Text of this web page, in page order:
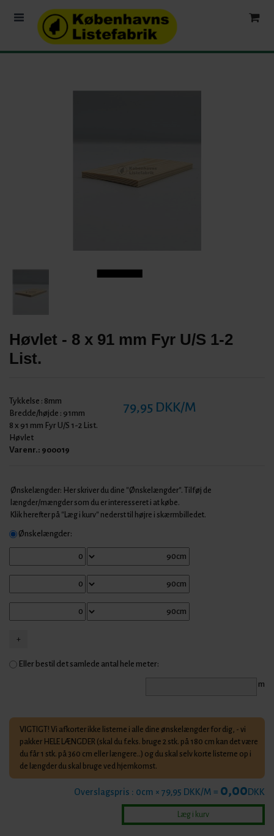
Høvlet - 8 x 91 mm Fyr U/S 1-2
List.
Tykkelse : 8mm
Bredde/højde : 91mm
8 x 91 mm Fyr U/S 1-2 List.
Høvlet
Varenr.: 900019
79,95 DKK/M
Ønskelængder: Her skriver du dine "Ønskelængder". Tilføj de
længder/mængder som du er interesseret i at købe.
Klik herefter på "Læg i kurv" nederst til højre i skærmbilledet.
Ønskelængder:
Eller bestil det samlede antal hele meter:
m
VIGTIGT! Vi afkorter ikke listerne i alle dine ønskelængder for dig, - vi
pakker HELE LÆNGDER (skal du f.eks. bruge 2 stk. på 180 cm kan det være
du får 1 stk. på 360 cm eller længere..) og du skal selv korte listerne op i
de længder du skal bruge ved hjemkomst.
Overslagspris : 0cm × 79,95 DKK/M = 0,00DKK